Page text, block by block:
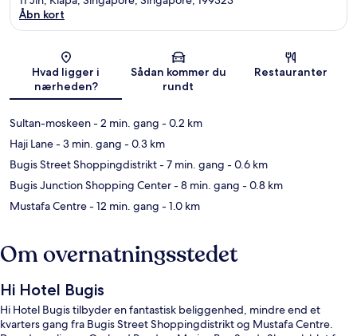
Kort
Åbn kort
Hvad ligger i
nærheden?
Sådan kommer du
rundt
Restauranter
Sultan-moskeen- 2 min. gang - 0.2 km
Haji Lane- 3 min. gang - 0.3 km
Bugis Street Shoppingdistrikt- 7 min. gang - 0.6 km
Bugis Junction Shopping Center- 8 min. gang - 0.8 km
Mustafa Centre- 12 min. gang - 1.0 km
Om overnatningsstedet
Hi Hotel Bugis
Hi Hotel Bugis tilbyder en fantastisk beliggenhed, mindre end et
kvarters gang fra Bugis Street Shoppingdistrikt og Mustafa Centre.